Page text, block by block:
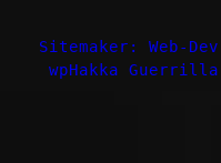
Sitemaker: Web-
wpHakka Guerrilla